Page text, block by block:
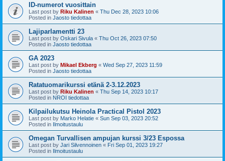
ID-numerot vuosittain
Last post by Riku Kalinen « Thu Dec 28, 2023 10:06
Posted in Jaosto tiedottaa
Lajiparlamentti 23
Last post by Oskari Sivula « Thu Oct 26, 2023 07:50
Posted in Jaosto tiedottaa
GA 2023
Last post by Mikael Ekberg « Wed Sep 27, 2023 11:59
Posted in Jaosto tiedottaa
Ratatuomarikurssi etänä 2-3.12.2023
Last post by Riku Kalinen « Thu Sep 14, 2023 10:17
Posted in NROI tiedottaa
Kilpailukutsu Heinola Practical Pistol 2023
Last post by Marko Helatie « Sun Sep 03, 2023 20:52
Posted in Ilmoitustaulu
Omegan Turvallisen ampujan kurssi 3/23 Espossa
Last post by Jari Silvennoinen « Fri Sep 01, 2023 19:27
Posted in Ilmoitustaulu